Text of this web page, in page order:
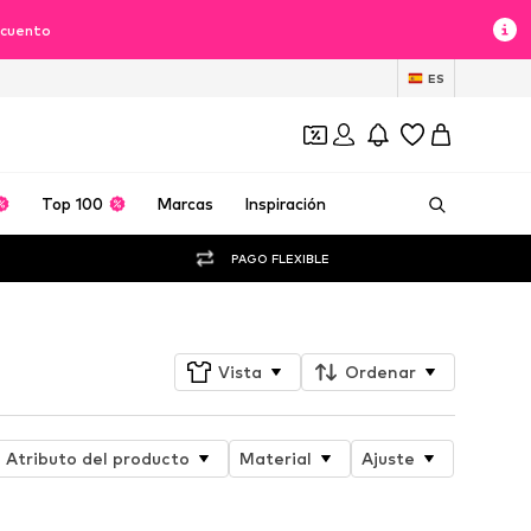
ES
Top 100 Marcas Inspiración
PAGO FLEXIBLE
Vista Ordenar
Atributo del producto Material
Ajuste